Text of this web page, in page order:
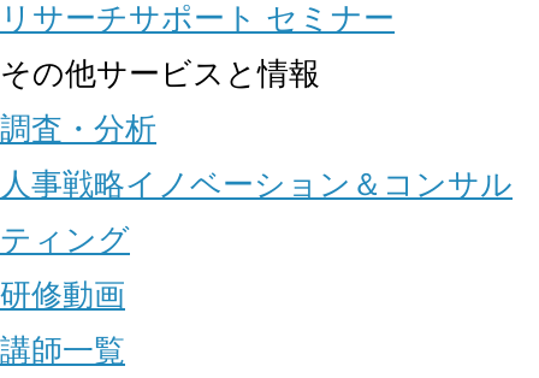
リサーチサポート セミナー
その他サービスと情報
調査・分析
人事戦略イノベーション＆コンサル
ティング
研修動画
講師一覧